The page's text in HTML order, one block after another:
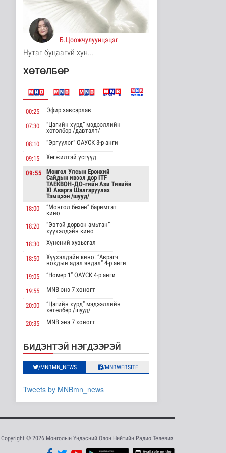
Өвөлжилтийн бэлтгэл
ажил, тулгамдаж
байгаа асууд..
17 цаг 35 минутын өмнө
НИТХ-ын төлөөлөгчид
17 цаг 41 минутын өмнө
”Хаадын бичээс" уран
үзэсгэлэн..
Энтертайнмент
18 цаг 33 минутын өмнө
НҮБ-ын Хөгжлийн
хөтөлбөрийн Суурин
төлөөлөгч Итг..
Улс төр
18 цаг 45 минутын өмнө
материал” нийлүүлэх
нийлүүлэгчийг ..
Нийгэм
төслийг бүрэн
хэрэгжүүлснээр ..
18 цаг 24 минутын өмнө
ЦАГ АГААР:
Байгаль орчин
худалдан а..
Улс төр
“COP17”-д “Тал хээрийн
Б.Цоожчулуунцэцэг
Нутаг буцаагүй хун...
ХӨТӨЛБӨР
00:25 Эфир завсарлав
07:30
“Цагийн хүрд” мэдээллийн
хөтөлбөр /давталт/
08:10
“Эргүүлэг” ОАУСК 3-р анги
09:15 Хөгжилтэй үсгүүд
09:55
Монгол Улсын Ерөнхий
Сайдын ивээл дор ITF
ТАЕКВОН-ДО-гийн Ази Тивийн
XI Аварга Шалгаруулах
Тэмцээн /шууд/
18:00
“Монгол бөхөн” баримтат
кино
18:20
“Эвтэй дөрвөн амьтан”
хүүхэлдэйн кино
18:30
Хүнсний хувьсгал
18:50
Хүүхэлдэйн кино: “Аврагч
нохдын адал явдал” 4-р анги
19:05
“Номер 1” ОАУСК 4-р анги
19:55 MNB энэ 7 хоногт
20:00
“Цагийн хүрд” мэдээллийн
хөтөлбөр /шууд/
20:35
MNB энэ 7 хоногт
Дорноговь аймгаас /шууд/
22:10
“Эргүүлэг” ОАУСК 4-р анги
23:25
“Гэрэлтэй цонх” үдшийн
хөтөлбөр
БИДЭНТЭЙ НЭГДЭЭРЭЙ
/MNBMN_NEWS /MNBWEBSITE
Tweets by MNBmn_news
Copyright © 2026 Монголын Үндэсний Олон Нийтийн Радио Телевиз.